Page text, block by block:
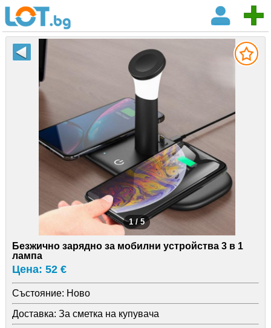
1 / 5
Безжично зарядно за мобилни устройства 3 в 1
лампа
Цена: 52 €
Състояние: Ново
Доставка: За сметка на купувача